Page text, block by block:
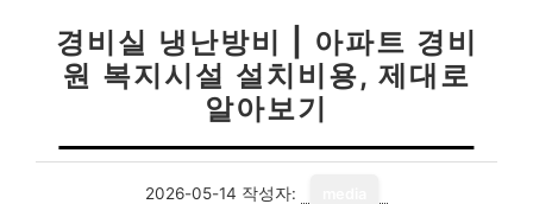
경비실 냉난방비 | 아파트 경비
원 복지시설 설치비용, 제대로
알아보기
2026-05-14 작성자: